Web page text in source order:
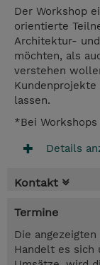
Der Workshop
orientierte
Architektur-
möchten, als
verstehen
lassen.
*Bei
Details
Kontakt
Termine
Die
Handelt es sich